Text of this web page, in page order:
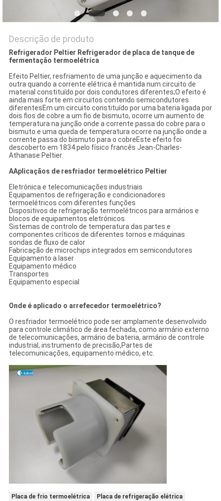
Descrição de produto
Refrigerador Peltier Refrigerador de placa de tanque de
fermentação termoelétrica
Efeito Peltier, resfriamento de uma junção e aquecimento da
outra quando a corrente elétrica é mantida num circuito de
material constituído por dois condutores diferentes;O efeito é
ainda mais forte em circuitos contendo semicondutores
diferentesEm um circuito constituído por uma bateria ligada por
dois fios de cobre a um fio de bismuto, ocorre um aumento de
temperatura na junção onde a corrente passa do cobre para o
bismuto.e uma queda de temperatura ocorre na junção onde a
corrente passa do bismuto para o cobreEste efeito foi
descoberto em 1834 pelo físico francês Jean-Charles-
Athanase Peltier.
AAplicaçãos de resfriador termoelétrico Peltier
Eletrónica e telecomunicações industriais
Equipamentos de refrigeração e condicionadores
termoelétricos com diferentes funções
Dispositivos de refrigeração termoelétricos para armários e
blocos de equipamentos eletrónicos
Sistemas de controlo de temperatura das partes e
componentes críticos de diferentes tornos e máquinas
sondas de fluxo de calor
Fabricação de microchips integrados em semicondutores
Equipamento a laser
Equipamento médico
Transportes
Equipamento especial
Onde é aplicado o arrefecedor termoelétrico?
O resfriador termoelétrico pode ser amplamente desenvolvido
para controle climático de área fechada, como armário externo
de telecomunicações, armário de bateria, armário de controle
industrial, instrumento de precisão,Partes de
telecomunicações, equipamento médico, etc.
Placa de frio termoelétrica
Placa de refrigeração elétrica